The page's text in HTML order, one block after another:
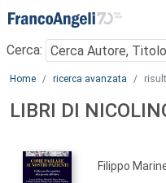
Menu
Cerca:
Main content
Home ricerca avanzata
LIBRI DI
Filippo